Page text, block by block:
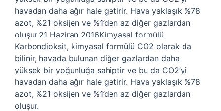
havadan daha ağır hale getirir. Hava yaklaşık %78
azot, %21 oksijen ve %1’den az diğer gazlardan
oluşur.21 Haziran 2016Kimyasal formülü
Karbondioksit, kimyasal formülü CO2 olarak da
bilinir, havada bulunan diğer gazlardan daha
yüksek bir yoğunluğa sahiptir ve bu da CO2’yi
havadan daha ağır hale getirir. Hava yaklaşık %78
azot, %21 oksijen ve %1’den az diğer gazlardan
oluşur.